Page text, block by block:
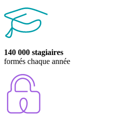
140 000 stagiaires
formés chaque année